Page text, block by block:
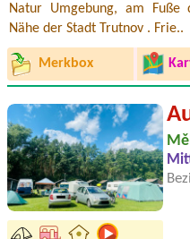
Natur Umgebung, am Fuße
Nähe der Stadt Trutnov . Frie..
Merkbox